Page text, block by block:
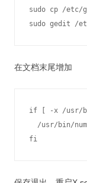
sudo cp /etc/
在文档末尾增加
if [ -x /usr/
/usr/bin/